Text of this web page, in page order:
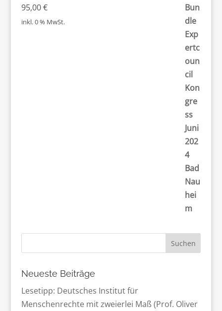
95,00€
inkl. 0 % MwSt.
Suchen
Neueste Beiträge
Lesetipp: Deutsches Institut für
Menschenrechte mit zweierlei Maß (Prof. Oliver